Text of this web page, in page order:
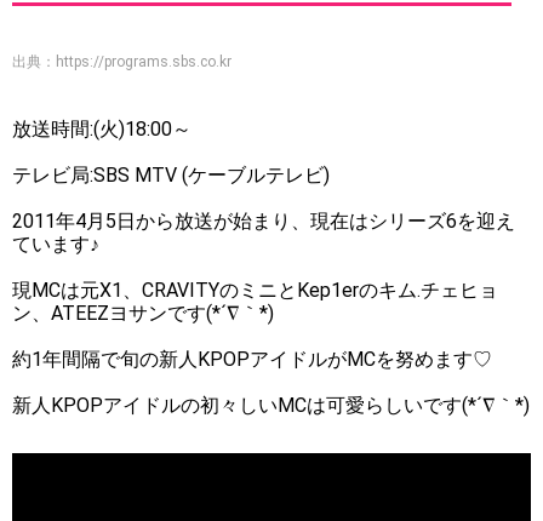
出典： https://programs.sbs.co.kr
放送時間:(火)18:00～
テレビ局:SBS MTV (ケーブルテレビ)
2011年4月5日から放送が始まり、現在はシリーズ6を迎え
ています♪
現MCは元X1、CRAVITYのミニとKep1erのキム.チェヒョ
ン、ATEEZヨサンです(*´∇｀*)
約1年間隔で旬の新人KPOPアイドルがMCを努めます♡
新人KPOPアイドルの初々しいMCは可愛らしいです(*´∇｀*)